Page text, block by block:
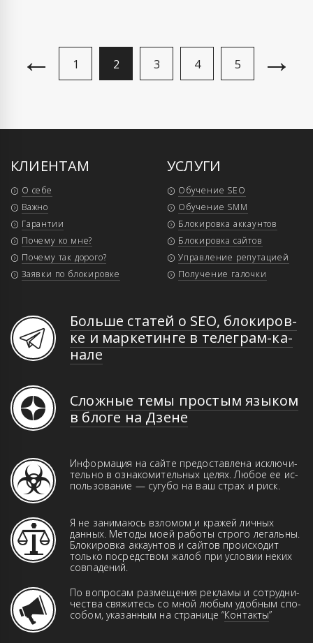
← 1 2 3 4 5 →
КЛИЕНТАМ
О себе
Важно
Гарантии
Почему ко мне?
Почему так дорого?
Заявки по блокировке
УСЛУГИ
Обучение SEO
Обучение SMM
Блокировка аккаунтов
Блокировка сайтов
Управление репутацией
Получение галочки
Больше статей о SEO, бло­ки­ров­
ке и мар­ке­тин­ге в те­ле­грам-ка­
на­ле
Сложные темы простым языком
в блоге на Дзене
Информация на сайте предоставлена иск­­лю­­чи­­
те­ль­но в оз­на­ко­ми­тель­ных це­лях. Лю­бое ее ис­
поль­зо­ва­ние — сугубо на ваш страх и риск.
Я не занимаюсь взломом и кражей лич­ных
данн­ых. Ме­то­ды моей работы строго ле­галь­ны.
Бло­ки­ров­ка аккаунтов и сай­тов про­ис­хо­дит
только пос­ред­ством жа­лоб при ус­ло­вии неких
совпадений.
По вопросам размещения рекламы и сот­руд­ни­
чест­ва свя­жи­тесь со мной любым удоб­ным спо­
со­бом, указанным на странице “Контакты”